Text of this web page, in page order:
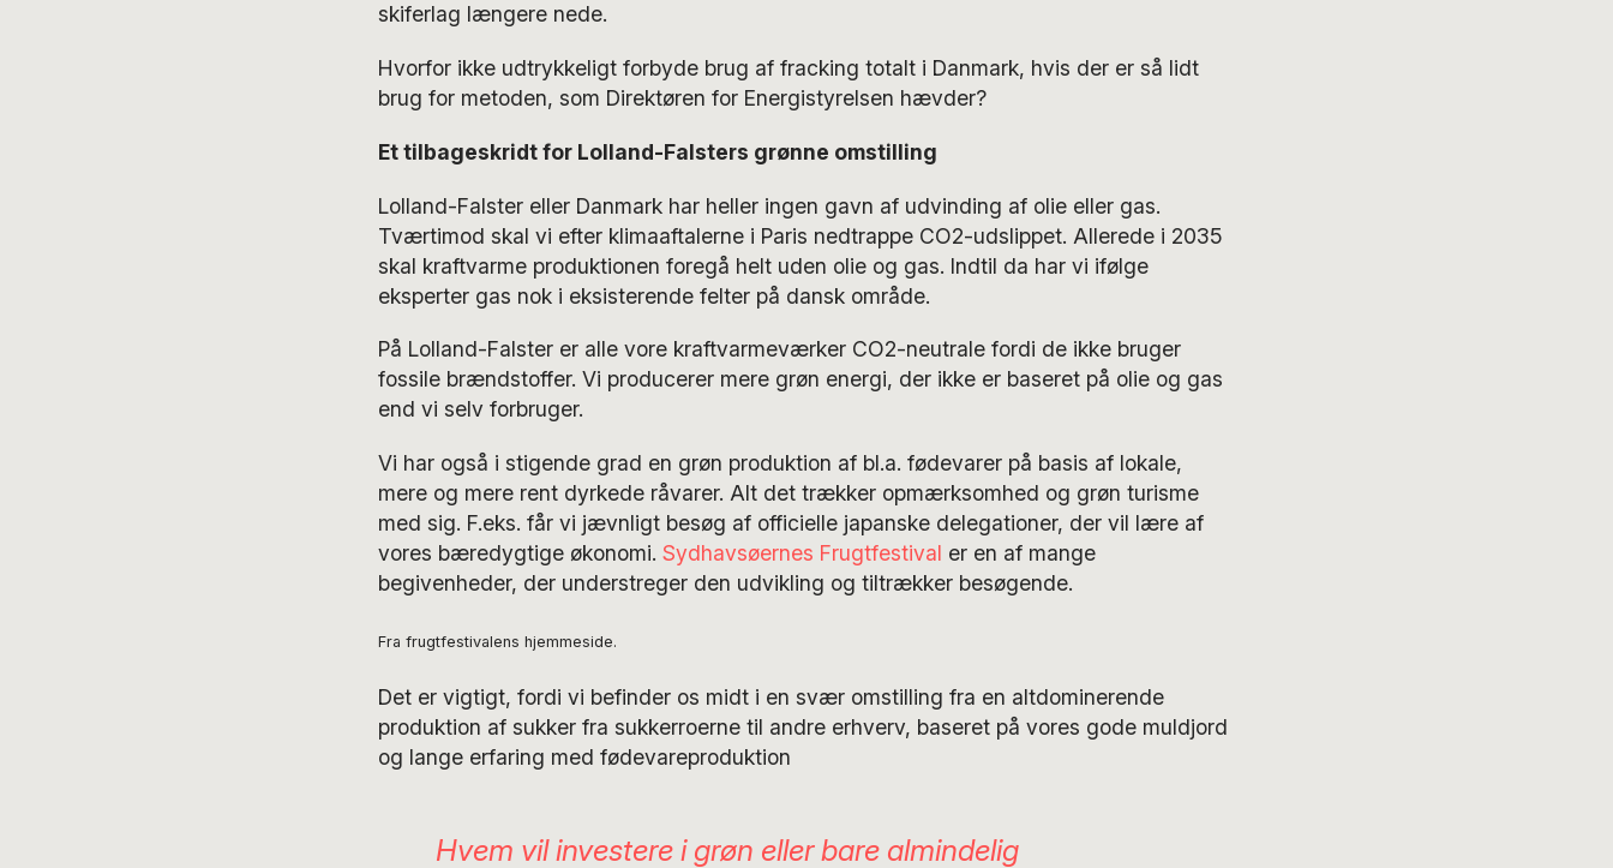
skiferlag længere nede.
Hvorfor ikke udtrykkeligt forbyde brug af fracking totalt i Danmark, hvis der er så lidt
brug for metoden, som Direktøren for Energistyrelsen hævder?
Et tilbageskridt for Lolland-Falsters grønne omstilling
Lolland-Falster eller Danmark har heller ingen gavn af udvinding af olie eller gas.
Tværtimod skal vi efter klimaaftalerne i Paris nedtrappe CO2-udslippet. Allerede i 2035
skal kraftvarme produktionen foregå helt uden olie og gas. Indtil da har vi ifølge
eksperter gas nok i eksisterende felter på dansk område.
På Lolland-Falster er alle vore kraftvarmeværker CO2-neutrale fordi de ikke bruger
fossile brændstoffer. Vi producerer mere grøn energi, der ikke er baseret på olie og gas
end vi selv forbruger.
Vi har også i stigende grad en grøn produktion af bl.a. fødevarer på basis af lokale,
mere og mere rent dyrkede råvarer. Alt det trækker opmærksomhed og grøn turisme
med sig. F.eks. får vi jævnligt besøg af officielle japanske delegationer, der vil lære af
vores bæredygtige økonomi. Sydhavsøernes Frugtfestival er en af mange
begivenheder, der understreger den udvikling og tiltrækker besøgende.
Fra frugtfestivalens hjemmeside.
Det er vigtigt, fordi vi befinder os midt i en svær omstilling fra en altdominerende
produktion af sukker fra sukkerroerne til andre erhverv, baseret på vores gode muldjord
og lange erfaring med fødevareproduktion
Hvem vil investere i grøn eller bare almindelig